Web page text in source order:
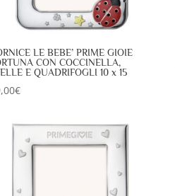
LE BEBE’ PRIME GIOIE
CON COCCINELLA,
E QUADRIFOGLI 10 x 15
€